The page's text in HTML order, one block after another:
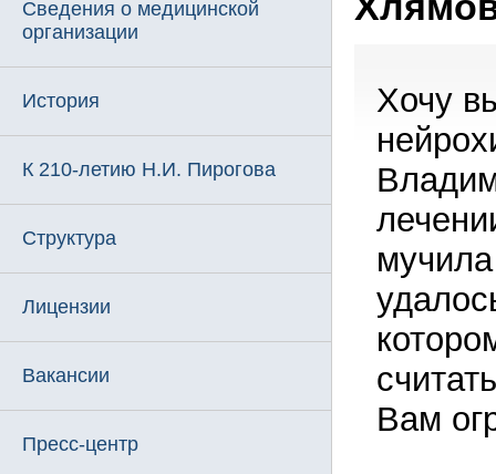
Сведения о медицинской
организации
История
К 210-летию Н.И. Пирогова
Структура
Лицензии
Вакансии
Пресс-центр
Хочу
Вам